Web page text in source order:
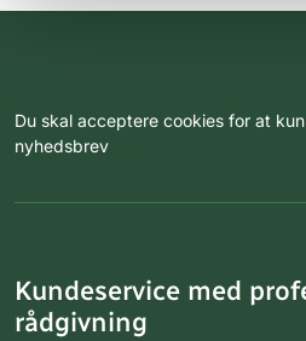
Du skal acceptere cookies for at
nyhedsbrev
Kundeservice med
rådgivning